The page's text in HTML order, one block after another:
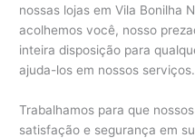
nossas lojas em Vila Bonilha
acolhemos você, nosso
inteira disposição para
ajuda-los em nossos serviços.
Trabalhamos para que
satisfação e segurança em